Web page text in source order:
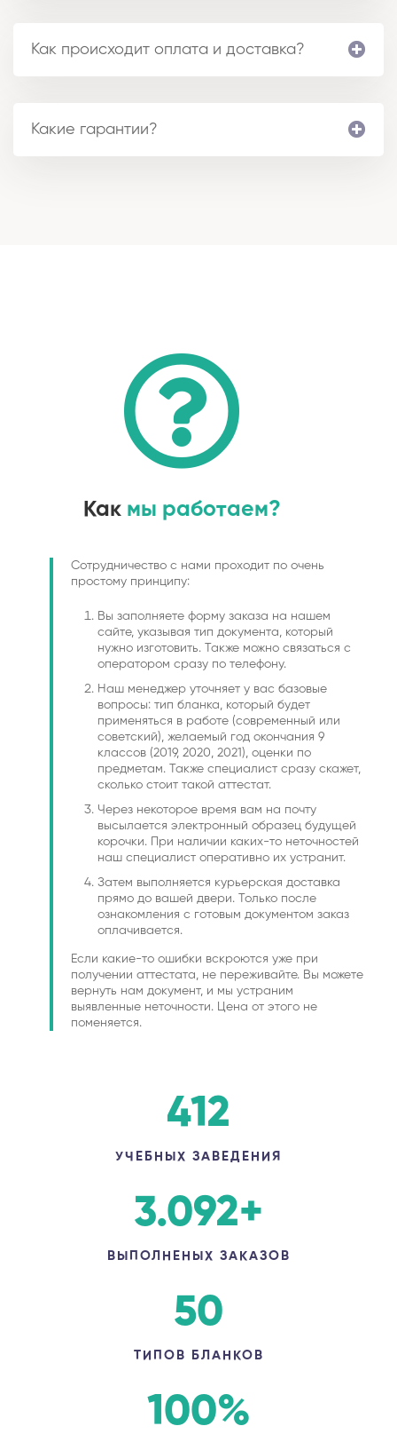
Как происходит оплата и доставка?
Какие гарантии?
Как мы работаем?
Сотрудничество с нами проходит по очень
простому принципу:
Вы заполняете форму заказа на нашем
сайте, указывая тип документа, который
нужно изготовить. Также можно связаться с
оператором сразу по телефону.
Наш менеджер уточняет у вас базовые
вопросы: тип бланка, который будет
применяться в работе (современный или
советский), желаемый год окончания 9
классов (2019, 2020, 2021), оценки по
предметам. Также специалист сразу скажет,
сколько стоит такой аттестат.
Через некоторое время вам на почту
высылается электронный образец будущей
корочки. При наличии каких-то неточностей
наш специалист оперативно их устранит.
Затем выполняется курьерская доставка
прямо до вашей двери. Только после
ознакомления с готовым документом заказ
оплачивается.
Если какие-то ошибки вскроются уже при
получении аттестата, не переживайте. Вы можете
вернуть нам документ, и мы устраним
выявленные неточности. Цена от этого не
поменяется.
412
УЧЕБНЫХ ЗАВЕДЕНИЯ
3.092+
ВЫПОЛНЕНЫХ ЗАКАЗОВ
50
ТИПОВ БЛАНКОВ
100%